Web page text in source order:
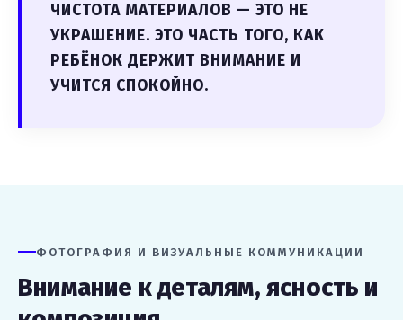
ЧИСТОТА МАТЕРИАЛОВ — ЭТО НЕ
УКРАШЕНИЕ. ЭТО ЧАСТЬ ТОГО, КАК
РЕБЁНОК ДЕРЖИТ ВНИМАНИЕ И
УЧИТСЯ СПОКОЙНО.
ФОТОГРАФИЯ И ВИЗУАЛЬНЫЕ КОММУНИКАЦИИ
Внимание к деталям, ясность и